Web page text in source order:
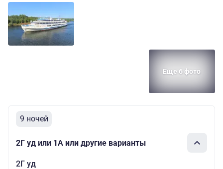
Еще 6 фото
9 ночей
2Г уд или 1А или другие варианты
2Г уд